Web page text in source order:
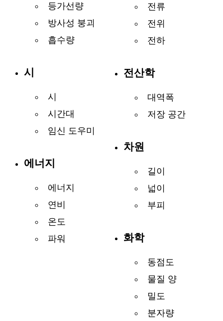
등가선량
방사성 붕괴
흡수량
시
시
시간대
임신 도우미
에너지
에너지
연비
온도
파워
전류
전위
전하
전산학
대역폭
저장 공간
차원
길이
넓이
부피
화학
동점도
물질 양
밀도
분자량